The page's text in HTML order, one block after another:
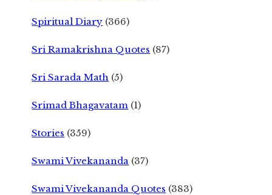
Spiritual Diary (366)
Sri Ramakrishna Quotes (87)
Sri Sarada Math (5)
Srimad Bhagavatam (1)
Stories (359)
Swami Vivekananda (37)
Swami Vivekananda Quotes (383)